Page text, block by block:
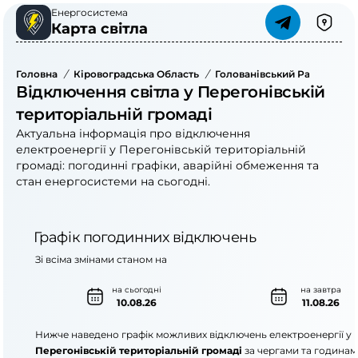
Енергосистема
Карта світла
Головна / Кіровоградська Область / Голованівський Район
Відключення світла у Перегонівській
територіальній громаді
Актуальна інформація про відключення
електроенергії у Перегонівській територіальній
громаді: погодинні графіки, аварійні обмеження та
стан енергосистеми на сьогодні.
Графік погодинних відключень
на сьогодні
10.08.26
на завтра
11.08.26
Зі всіма змінами станом на
Нижче наведено графік можливих відключень електроенергії у
Перегонівській територіальній громаді за чергами та